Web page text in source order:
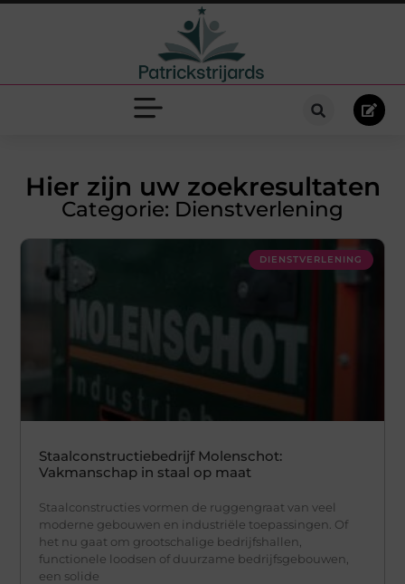
Hier zijn uw zoekresultaten
Categorie: Dienstverlening
DIENSTVERLENING
Staalconstructiebedrijf Molenschot:
Vakmanschap in staal op maat
Staalconstructies vormen de ruggengraat van veel
moderne gebouwen en industriële toepassingen. Of
het nu gaat om grootschalige bedrijfshallen,
functionele loodsen of duurzame bedrijfsgebouwen,
een solide